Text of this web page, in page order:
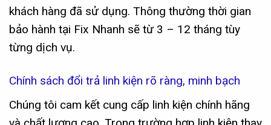
khách hàng đã sử dụng. Thông thường thời gian
bảo hành tại Fix Nhanh sẽ từ 3 – 12 tháng tùy
từng dịch vụ.
Chính sách đổi trả linh kiện rõ ràng, minh bạch
Chúng tôi cam kết cung cấp linh kiện chính hãng